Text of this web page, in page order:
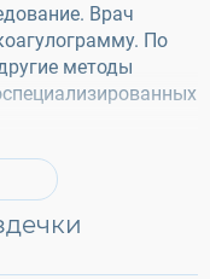
Врач
По
методы